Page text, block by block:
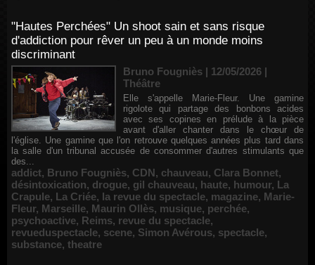
"Hautes Perchées" Un shoot sain et sans risque
d'addiction pour rêver un peu à un monde moins
discriminant
Bruno Fougniès | 12/05/2026 |
Théâtre
Elle s'appelle Marie-Fleur. Une gamine
rigolote qui partage des bonbons acides
avec ses copines en prélude à la pièce
avant d'aller chanter dans le chœur de
l'église. Une gamine que l'on retrouve quelques années plus tard dans
la salle d'un tribunal accusée de consommer d'autres stimulants que
des...
addict, Bruno Fougniès, CDN, chauveau, Clara Bonnet,
désintoxication, drogue, gil chauveau, haute, humour, La
Crapule, La Criée, la revue du spectacle, magazine, Marie-
Fleur, Marseille, Maurin Ollès, musique, perchée,
psychoactive, Reims, revue du spectacle,
revueduspectacle, scene, Simon Avérous, spectacle,
substance, theatre